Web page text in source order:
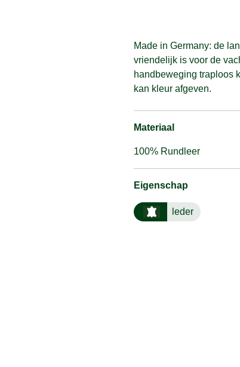
Made in Germany: de
vriendelijk is voor de
handbeweging traploos
kan kleur afgeven.
Materiaal
100% Rundleer
Eigenschap
leder